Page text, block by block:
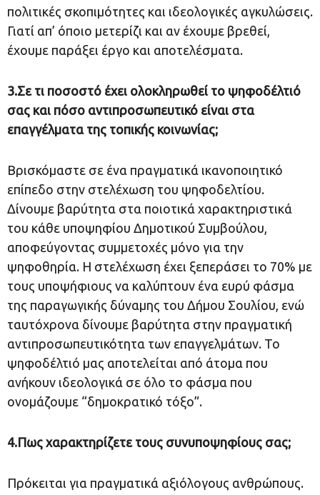
πολιτικές σκοπιμότητες και ιδεολογικές αγκυλώσεις.
Γιατί απ’ όποιο μετερίζι και αν έχουμε βρεθεί,
έχουμε παράξει έργο και αποτελέσματα.
3.Σε τι ποσοστό έχει ολοκληρωθεί το ψηφοδέλτιό
σας και πόσο αντιπροσωπευτικό είναι στα
επαγγέλματα της τοπικής κοινωνίας;
Βρισκόμαστε σε ένα πραγματικά ικανοποιητικό
επίπεδο στην στελέχωση του ψηφοδελτίου.
Δίνουμε βαρύτητα στα ποιοτικά χαρακτηριστικά
του κάθε υποψηφίου Δημοτικού Συμβούλου,
αποφεύγοντας συμμετοχές μόνο για την
ψηφοθηρία. Η στελέχωση έχει ξεπεράσει το 70% με
τους υποψήφιους να καλύπτουν ένα ευρύ φάσμα
της παραγωγικής δύναμης του Δήμου Σουλίου, ενώ
ταυτόχρονα δίνουμε βαρύτητα στην πραγματική
αντιπροσωπευτικότητα των επαγγελμάτων. Το
ψηφοδέλτιό μας αποτελείται από άτομα που
ανήκουν ιδεολογικά σε όλο το φάσμα που
ονομάζουμε “δημοκρατικό τόξο”.
4.Πως χαρακτηρίζετε τους συνυποψηφίους σας;
Πρόκειται για πραγματικά αξιόλογους ανθρώπους.